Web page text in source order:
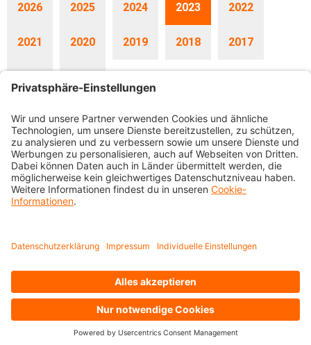
2026 2025 2024 2023 2022
2021 2020 2019 2018 2017
07.12.2023
Vorsorge-Flash Dezember 2023
Vorsorge-Flash
Nachhaltigkeitsbericht 2022möchten wir die Entwicklung in
der Berichtsperiode aufzeigen und über den Stand der
Zielerreichung berichten.